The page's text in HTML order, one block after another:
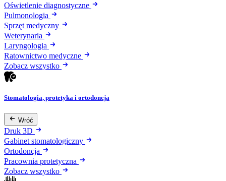
Oświetlenie diagnostyczne
Pulmonologia
Sprzęt medyczny
Weterynaria
Laryngologia
Ratownictwo medyczne
Zobacz wszystko
Stomatologia, protetyka i ortodoncja
Wróć
Druk 3D
Gabinet stomatologiczny
Ortodoncja
Pracownia protetyczna
Zobacz wszystko